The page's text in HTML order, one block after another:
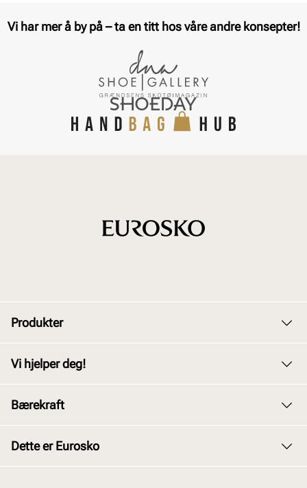
Vi har mer å by på – ta en titt hos våre andre konsepter!
Produkter
Barn
Vi hjelper deg!
Kjøpsbetingelser
Bærekraft
Dette er Eurosko